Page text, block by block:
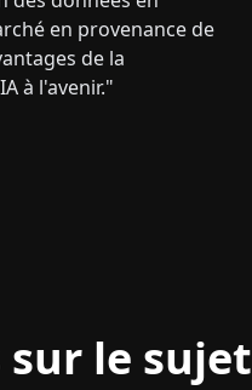
en provenance de
de la
à l'avenir."
le sujet